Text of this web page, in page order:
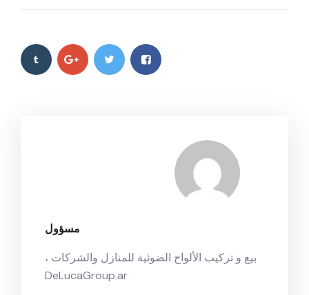
مسؤول
بيع و تركيب الألواح الضوئية للمنازل والشركات ،
DeLucaGroup.ar